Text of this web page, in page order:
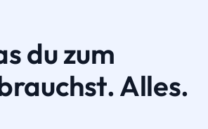
du zum
Alles.